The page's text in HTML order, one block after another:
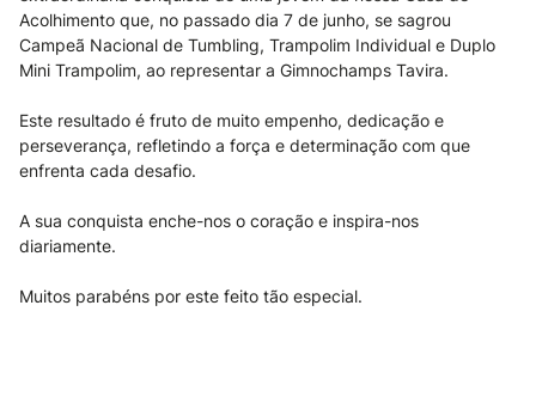
Acolhimento que, no passado dia 7 de junho, se sagrou
Campeã Nacional de Tumbling, Trampolim Individual e Duplo
Mini Trampolim, ao representar a Gimnochamps Tavira.
Este resultado é fruto de muito empenho, dedicação e
perseverança, refletindo a força e determinação com que
enfrenta cada desafio.
A sua conquista enche-nos o coração e inspira-nos
diariamente.
Muitos parabéns por este feito tão especial.